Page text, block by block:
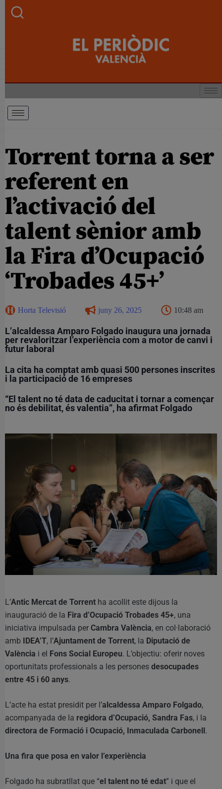
Torrent torna a ser
referent en
l’activació del
talent sènior amb
la Fira d’Ocupació
‘Trobades 45+’
Horta Televisió juny 26, 2025 10:48 am
L’alcaldessa Amparo Folgado inaugura una jornada
per revaloritzar l’experiència com a motor de canvi i
futur laboral
La cita ha comptat amb quasi 500 persones inscrites
i la participació de 16 empreses
“El talent no té data de caducitat i tornar a començar
no és debilitat, és valentia”, ha afirmat Folgado
L’Antic Mercat de Torrent ha acollit este dijous la
inauguració de la Fira d’Ocupació Trobades 45+, una
iniciativa impulsada per Cambra València, en col·laboració
amb
IDEA’T, l’Ajuntament de Torrent, la Diputació de
València i el Fons Social Europeu. L’objectiu: oferir noves
oportunitats professionals a les persones desocupades
entre 45 i 60 anys.
L’acte ha estat presidit per l’alcaldessa Amparo Folgado,
acompanyada de la regidora d’Ocupació, Sandra Fas, i la
directora de Formació i Ocupació, Inmaculada Carbonell .
Una fira que posa en valor l’experiència
Folgado ha subratllat que “el talent no té edat” i que el